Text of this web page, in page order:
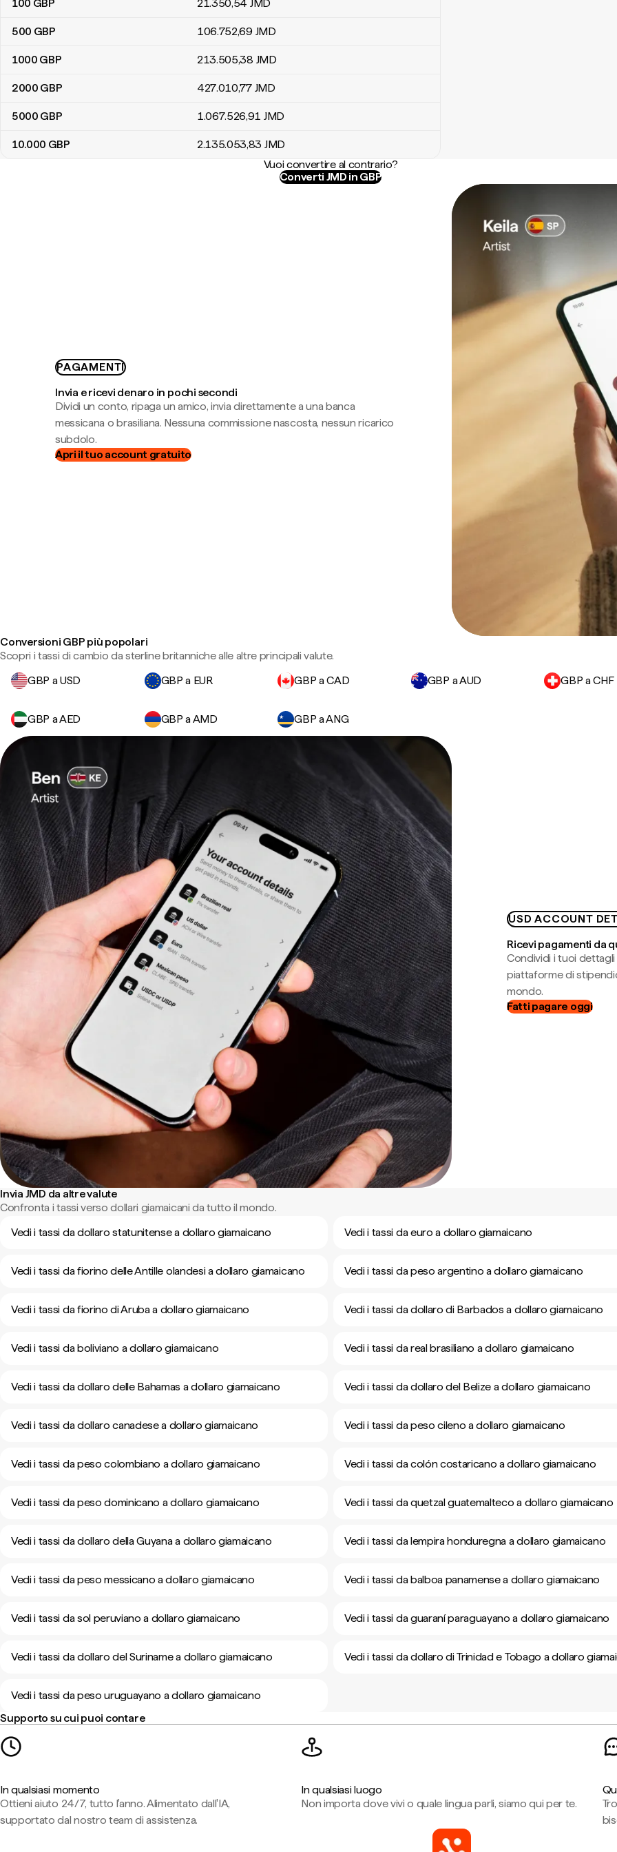
100 GBP 21.350,54 JMD
500 GBP 106.752,69 JMD
1000 GBP 213.505,38 JMD
2000 GBP 427.010,77 JMD
5000 GBP 1.067.526,91 JMD
10.000 GBP 2.135.053,83 JMD
Vuoi convertire al contrario?
Converti JMD in GBP
PAGAMENTI
Invia e ricevi denaro in pochi secondi
Dividi un conto, ripaga un amico, invia direttamente a una banca
messicana o brasiliana. Nessuna commissione nascosta, nessun ricarico
subdolo.
Apri il tuo account gratuito
Conversioni GBP più popolari
Scopri i tassi di cambio da sterline britanniche alle altre principali valute.
GBP a USD
GBP a EUR GBP a CAD GBP a AUD GBP a CHF
GBP a AED GBP a AMD GBP a ANG
USD ACCOUNT
Ricevi pagamenti da
Condividi i tuoi dettagli
piattaforme di
mondo.
Fatti pagare oggi
Invia JMD da altre valute
Confronta i tassi verso dollari giamaicani da tutto il mondo.
Vedi i tassi da dollaro statunitense a dollaro giamaicano
Vedi i tassi da euro a dollaro giamaicano
Vedi i tassi da fiorino delle Antille olandesi a dollaro giamaicano Vedi i tassi da peso argentino a dollaro giamaicano
Vedi i tassi da fiorino di Aruba a dollaro giamaicano Vedi i tassi da dollaro di Barbados a dollaro giamaicano
Vedi i tassi da boliviano a dollaro giamaicano Vedi i tassi da real brasiliano a dollaro giamaicano
Vedi i tassi da dollaro delle Bahamas a dollaro giamaicano Vedi i tassi da dollaro del Belize a dollaro giamaicano
Vedi i tassi da dollaro canadese a dollaro giamaicano Vedi i tassi da peso cileno a dollaro giamaicano
Vedi i tassi da peso colombiano a dollaro giamaicano Vedi i tassi da colón costaricano a dollaro giamaicano
Vedi i tassi da peso dominicano a dollaro giamaicano Vedi i tassi da quetzal guatemalteco a dollaro giamaicano
Vedi i tassi da dollaro della Guyana a dollaro giamaicano Vedi i tassi da lempira honduregna a dollaro giamaicano
Vedi i tassi da peso messicano a dollaro giamaicano Vedi i tassi da balboa panamense a dollaro giamaicano
Vedi i tassi da sol peruviano a dollaro giamaicano Vedi i tassi da guaraní paraguayano a dollaro giamaicano
Vedi i tassi da dollaro del Suriname a dollaro giamaicano Vedi i tassi da dollaro di Trinidad e Tobago a dollaro
Vedi i tassi da peso uruguayano a dollaro giamaicano
Supporto su cui puoi contare
In qualsiasi momento
Ottieni aiuto 24/7, tutto l'anno. Alimentato dall'IA,
supportato dal nostro team di assistenza.
In qualsiasi luogo
Non importa dove vivi o quale lingua parli, siamo qui per te.